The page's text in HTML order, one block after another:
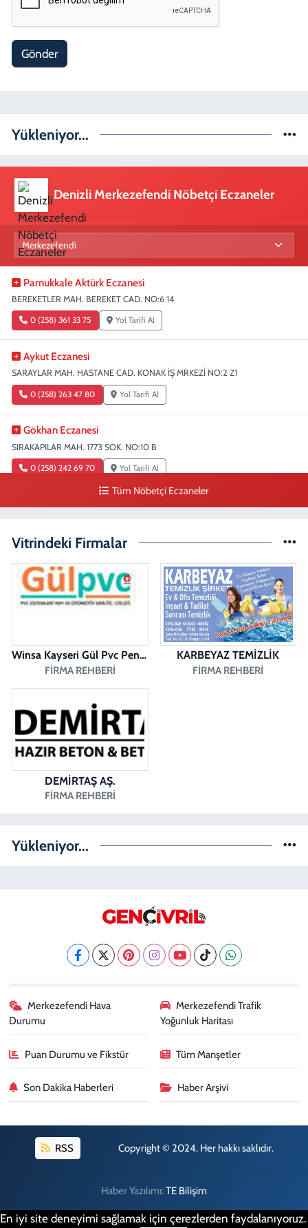
Gönder
Yükleniyor...
Denizli Merkezefendi Nöbetçi Eczaneler
Pamukkale Aktürk Eczanesi
BEREKETLER MAH. BEREKET CAD. NO:6 14
0 (258) 361 33 75 Yol Tarifi Al
Aykut Eczanesi
SARAYLAR MAH. HASTANE CAD. KONAK İŞ MRKEZİ NO:2 Z1
0 (258) 263 47 80 Yol Tarifi Al
Gökhan Eczanesi
SIRAKAPILAR MAH. 1773 SOK. NO:10 B
0 (258) 242 69 70 Yol Tarifi Al
Fatıma Şentürk Eczanesi
0 (258) 265 89 61 Yol Tarifi Al
Erman Eczanesi
KARAHASANLI MAH. 2040 SOK. NO:11 B
Tüm Nöbetçi Eczaneler
Vitrindeki Firmalar
Winsa Kayseri Gül Pvc Pencere Kayseri Winsa
FIRMA REHBERI
KARBEYAZ TEMİZLİK
FIRMA REHBERI
DEMİRTAŞ AŞ.
FIRMA REHBERI
Yükleniyor...
Merkezefendi Hava
Durumu
Merkezefendi Trafik
Yoğunluk Haritası
Puan Durumu ve Fikstür Tüm Manşetler
Son Dakika Haberleri Haber Arşivi
RSS Copyright © 2024. Her hakkı saklıdır.
Haber Yazılımı:TE Bilişim
En iyi site deneyimi sağlamak için çerezlerden faydalanıyoruz.